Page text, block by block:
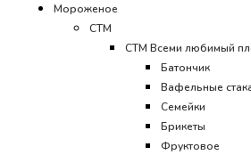
Мороженое
СТМ
CТМ Всеми любимый
Батончик
Вафельные
Семейки
Брикеты
Фруктовое